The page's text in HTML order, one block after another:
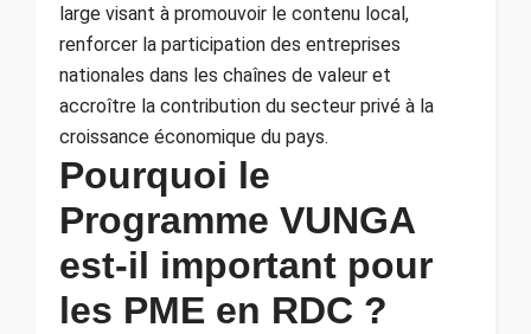
large visant à promouvoir le contenu local,
renforcer la participation des entreprises
nationales dans les chaînes de valeur et
accroître la contribution du secteur privé à la
croissance économique du pays.
Pourquoi le
Programme VUNGA
est-il important pour
les PME en RDC ?